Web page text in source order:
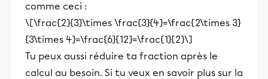
comme ceci :
\[\frac{2}{3}\times \frac{3}{4}=\frac{2\times 3}
{3\times 4}=\frac{6}{12}=\frac{1}{2}\]
Tu peux aussi réduire ta fraction après le
calcul au besoin. Si tu veux en savoir plus sur la